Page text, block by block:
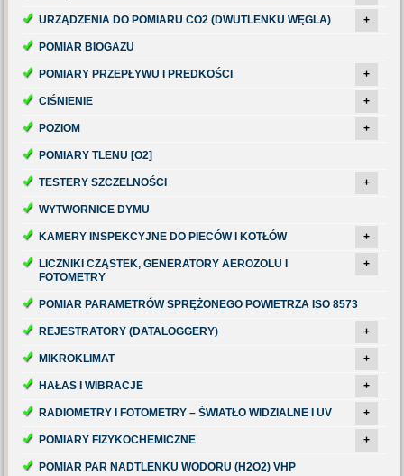
URZĄDZENIA DO POMIARU CO2 (DWUTLENKU WĘGLA) +
POMIAR BIOGAZU
POMIARY PRZEPŁYWU I PRĘDKOŚCI +
CIŚNIENIE +
POZIOM +
POMIARY TLENU [O2]
TESTERY SZCZELNOŚCI +
WYTWORNICE DYMU
KAMERY INSPEKCYJNE DO PIECÓW I KOTŁÓW +
LICZNIKI CZĄSTEK, GENERATORY AEROZOLU I
FOTOMETRY
+
POMIAR PARAMETRÓW SPRĘŻONEGO POWIETRZA ISO 8573
REJESTRATORY (DATALOGGERY) +
MIKROKLIMAT +
HAŁAS I WIBRACJE +
RADIOMETRY I FOTOMETRY – ŚWIATŁO WIDZIALNE I UV +
POMIARY FIZYKOCHEMICZNE +
POMIAR PAR NADTLENKU WODORU (H2O2) VHP